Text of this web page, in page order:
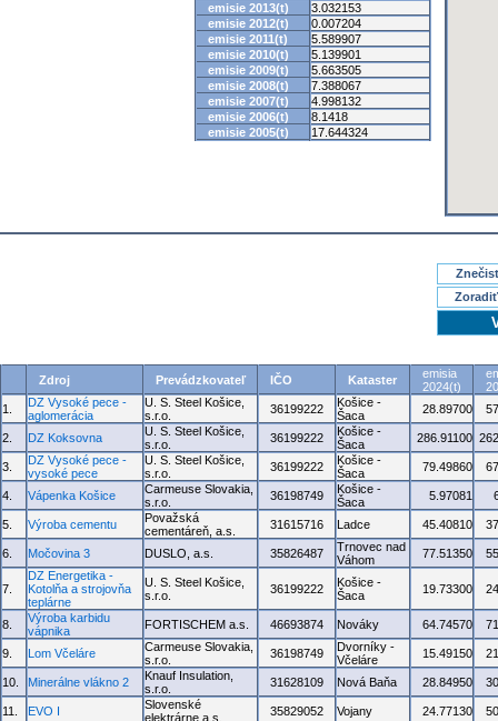
emisie 2013(t)
3.032153
emisie 2012(t)
0.007204
emisie 2011(t)
5.589907
emisie 2010(t)
5.139901
emisie 2009(t)
5.663505
emisie 2008(t)
7.388067
emisie 2007(t)
4.998132
emisie 2006(t)
8.1418
emisie 2005(t)
17.644324
Zdroj Prevádzkovateľ IČO Kataster
emisia
2024(t)
1.
DZ Vysoké pece -
aglomerácia
U. S. Steel Košice,
s.r.o.
36199222
Košice -
Šaca
28.89700
2. DZ Koksovna
U. S. Steel Košice,
s.r.o.
36199222
Košice -
Šaca
286.91100
3.
DZ Vysoké pece -
vysoké pece
U. S. Steel Košice,
s.r.o.
36199222
Košice -
Šaca
79.49860
4. Vápenka Košice
Carmeuse Slovakia,
s.r.o.
36198749
Košice -
Šaca
5.97081
5. Výroba cementu
Považská
cementáreň, a.s.
31615716 Ladce 45.40810
6. Močovina 3 DUSLO, a.s. 35826487
Trnovec nad
Váhom
77.51350
7.
DZ Energetika -
Kotolňa a strojovňa
teplárne
U. S. Steel Košice,
s.r.o.
36199222
Košice -
Šaca
19.73300
8.
Výroba karbidu
vápnika
FORTISCHEM a.s. 46693874 Nováky 64.74570
9. Lom Včeláre
Carmeuse Slovakia,
s.r.o.
36198749
Dvorníky -
Včeláre
15.49150
10. Minerálne vlákno 2
Knauf Insulation,
s.r.o.
31628109 Nová Baňa 28.84950
11. EVO I
Slovenské
elektrárne a.s.
35829052 Vojany 24.77130